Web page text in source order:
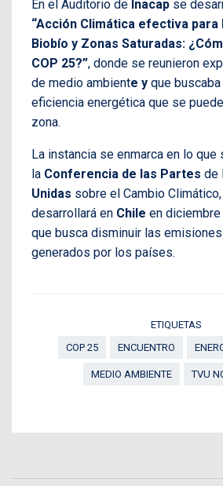
En el Auditorio de Inacap se
“Acción Climática efectiva para
Biobío y Zonas Saturadas:
COP 25?”, donde se reunieron
de medio ambiente y que
eficiencia energética que se
zona.
La instancia se enmarca en lo que
la Conferencia de las Partes de
Unidas sobre el Cambio
desarrollará en Chile en
que busca disminuir las emisiones
generados por los países.
ETIQUETAS
COP 25
ENCUENTRO
MEDIO AMBIENTE TVU